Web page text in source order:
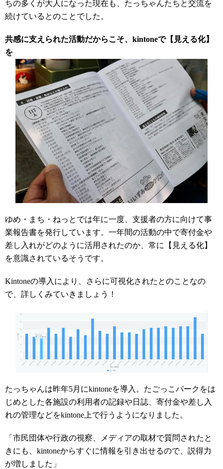
ちの多くが大人になった現在も、たっちゃんたちと交流を
続けているとのことでした。
共感に支えられた活動だからこそ、kintoneで【見える化】
を
ゆめ・まち・ねっとでは年に一度、支援者の方に向けて事
業報告書を発行しています。一年間の活動の中で寄付金や
差し入れがどのように活用されたのか、常に【見える化】
を意識されているそうです。
Kintoneの導入により、さらに可視化されたとのことなの
で、詳しくみていきましょう！
たっちゃんは昨年5月にkintoneを導入。たごっこパークをは
じめとした各施設の利用者の記録や日誌、寄付金や差し入
れの管理などをkintone上で行うようになりました。
「市民団体や行政の視察、メディアの取材で質問されたと
きにも、kintoneからすぐに情報を引き出せるので、説得力
が増しました」